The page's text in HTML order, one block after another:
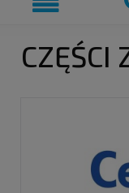
CZĘŚCI